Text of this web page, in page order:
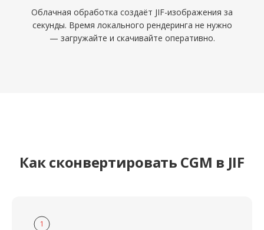
Облачная обработка создаёт JIF-изображения за
секунды. Время локального рендеринга не нужно
— загружайте и скачивайте оперативно.
Как сконвертировать CGM в JIF
1